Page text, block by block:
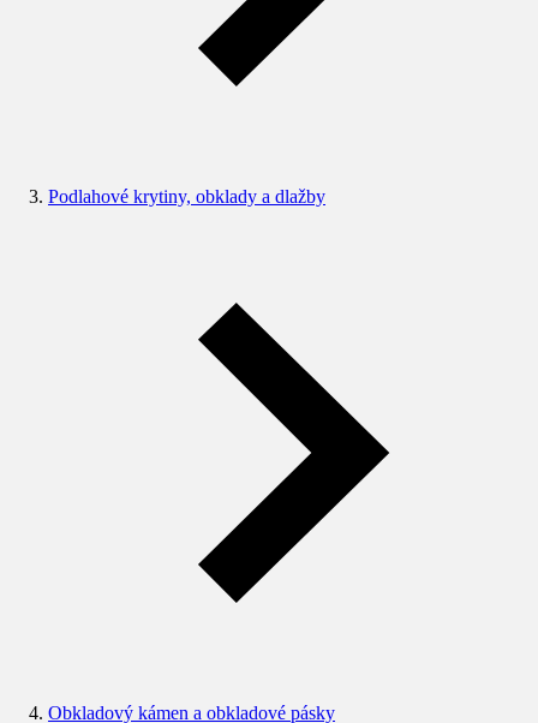
Podlahové krytiny, obklady a dlažby
Obkladový kámen a obkladové pásky